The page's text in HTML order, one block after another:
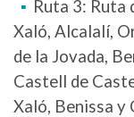
Ruta 3: Ruta
Xaló, Alcalalí,
de la Jovada,
Castell de
Xaló, Benissa y